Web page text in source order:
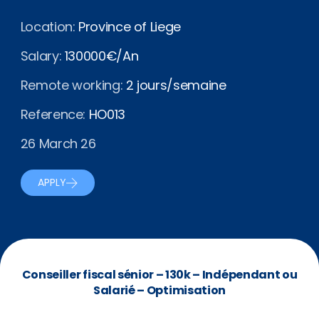
Location: Province of Liege
Salary: 130000€/An
Remote working: 2 jours/semaine
Reference: HO013
26 March 26
APPLY
Conseiller fiscal sénior – 130k – Indépendant ou
Salarié – Optimisation